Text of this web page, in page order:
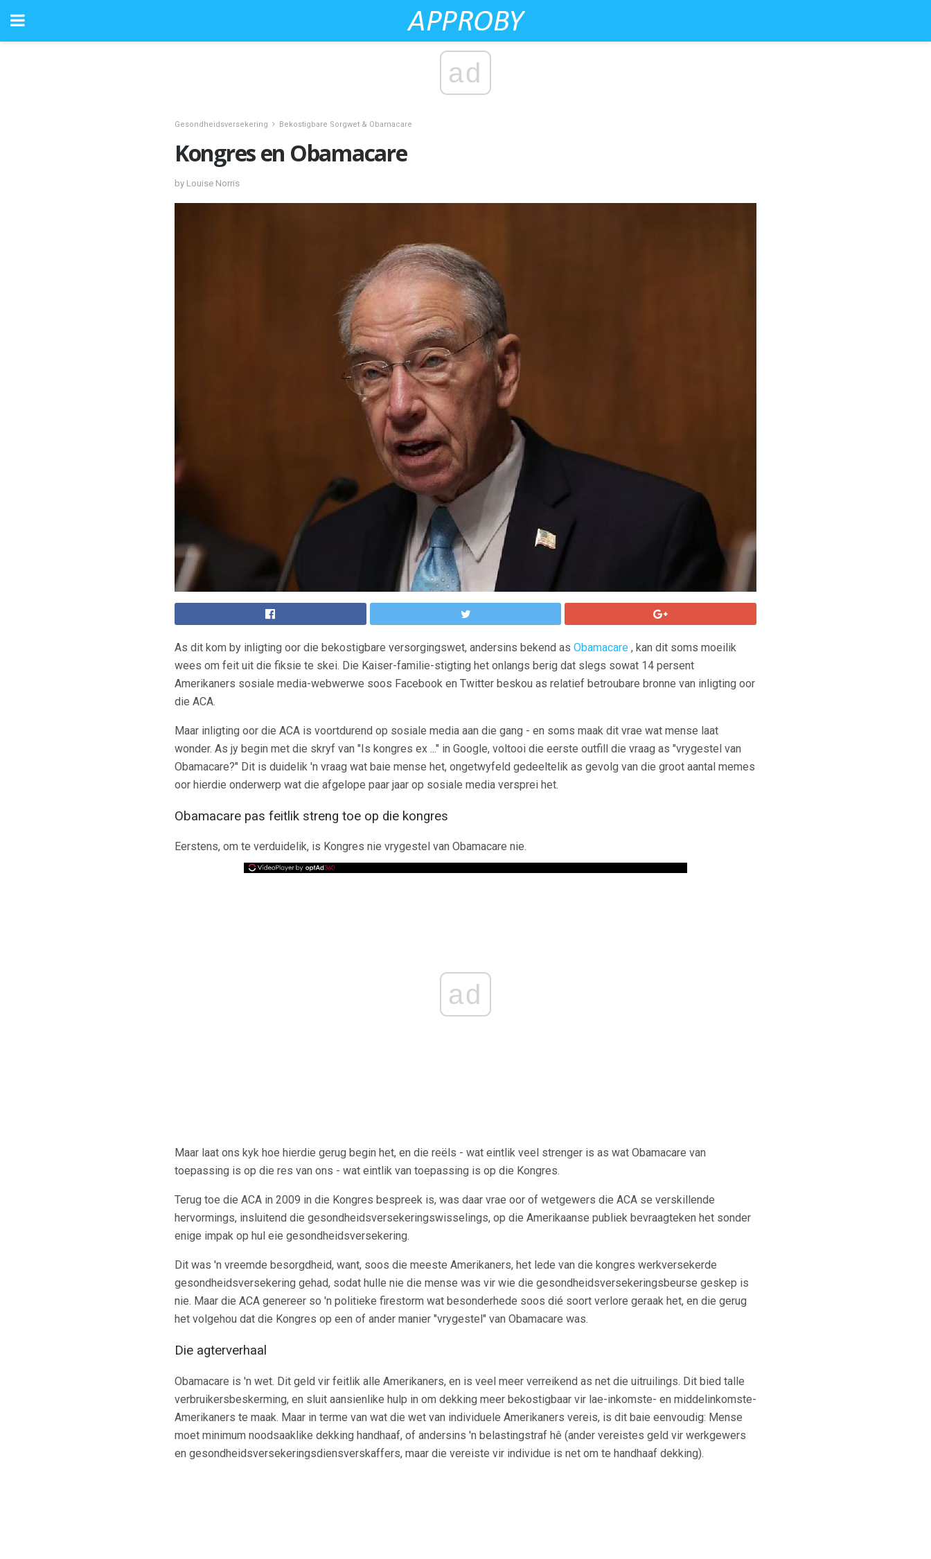
ad
Gesondheidsversekering Bekostigbare Sorgwet & Obamacare
Kongres en Obamacare
by Louise Norris
As dit kom by inligting oor die bekostigbare versorgingswet, andersins bekend as Obamacare , kan dit soms moeilik
wees om feit uit die fiksie te skei. Die Kaiser-familie-stigting het onlangs berig dat slegs sowat 14 persent
Amerikaners sosiale media-webwerwe soos Facebook en Twitter beskou as relatief betroubare bronne van inligting oor
die ACA.
Maar inligting oor die ACA is voortdurend op sosiale media aan die gang - en soms maak dit vrae wat mense laat
wonder. As jy begin met die skryf van "Is kongres ex ..." in Google, voltooi die eerste outfill die vraag as "vrygestel van
Obamacare?" Dit is duidelik 'n vraag wat baie mense het, ongetwyfeld gedeeltelik as gevolg van die groot aantal memes
oor hierdie onderwerp wat die afgelope paar jaar op sosiale media versprei het.
Obamacare pas feitlik streng toe op die kongres
Eerstens, om te verduidelik, is Kongres nie vrygestel van Obamacare nie.
ad
Maar laat ons kyk hoe hierdie gerug begin het, en die reëls - wat eintlik veel strenger is as wat Obamacare van
toepassing is op die res van ons - wat eintlik van toepassing is op die Kongres.
Terug toe die ACA in 2009 in die Kongres bespreek is, was daar vrae oor of wetgewers die ACA se verskillende
hervormings, insluitend die gesondheidsversekeringswisselings, op die Amerikaanse publiek bevraagteken het sonder
enige impak op hul eie gesondheidsversekering.
Dit was 'n vreemde besorgdheid, want, soos die meeste Amerikaners, het lede van die kongres werkversekerde
gesondheidsversekering gehad, sodat hulle nie die mense was vir wie die gesondheidsversekeringsbeurse geskep is
nie. Maar die ACA genereer so 'n politieke firestorm wat besonderhede soos dié soort verlore geraak het, en die gerug
het volgehou dat die Kongres op een of ander manier "vrygestel" van Obamacare was.
Die agterverhaal
Obamacare is 'n wet. Dit geld vir feitlik alle Amerikaners, en is veel meer verreikend as net die uitruilings. Dit bied talle
verbruikersbeskerming, en sluit aansienlike hulp in om dekking meer bekostigbaar vir lae-inkomste- en middelinkomste-
Amerikaners te maak. Maar in terme van wat die wet van individuele Amerikaners vereis, is dit baie eenvoudig: Mense
moet minimum noodsaaklike dekking handhaaf, of andersins 'n belastingstraf hê (ander vereistes geld vir werkgewers
en gesondheidsversekeringsdiensverskaffers, maar die vereiste vir individue is net om te handhaaf dekking).